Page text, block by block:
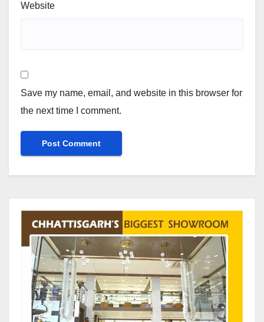
Website
Save my name, email, and website in this browser for
the next time I comment.